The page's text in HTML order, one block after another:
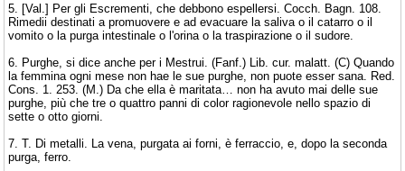
5. [Val.] Per gli Escrementi, che debbono espellersi. Cocch. Bagn. 108.
Rimedii destinati a promuovere e ad evacuare la saliva o il catarro o il
vomito o la purga intestinale o l'orina o la traspirazione o il sudore.
6. Purghe, si dice anche per i Mestrui. (Fanf.) Lib. cur. malatt. (C) Quando
la femmina ogni mese non hae le sue purghe, non puote esser sana. Red.
Cons. 1. 253. (M.) Da che ella è maritata… non ha avuto mai delle sue
purghe, più che tre o quattro panni di color ragionevole nello spazio di
sette o otto giorni.
7. T. Di metalli. La vena, purgata ai forni, è ferraccio, e, dopo la seconda
purga, ferro.